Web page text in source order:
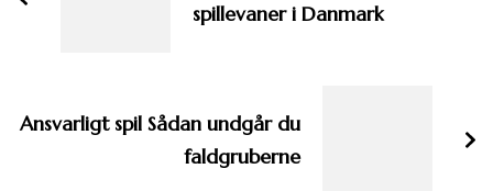
spillevaner i Danmark
Ansvarligt spil Sådan undgår du
faldgruberne